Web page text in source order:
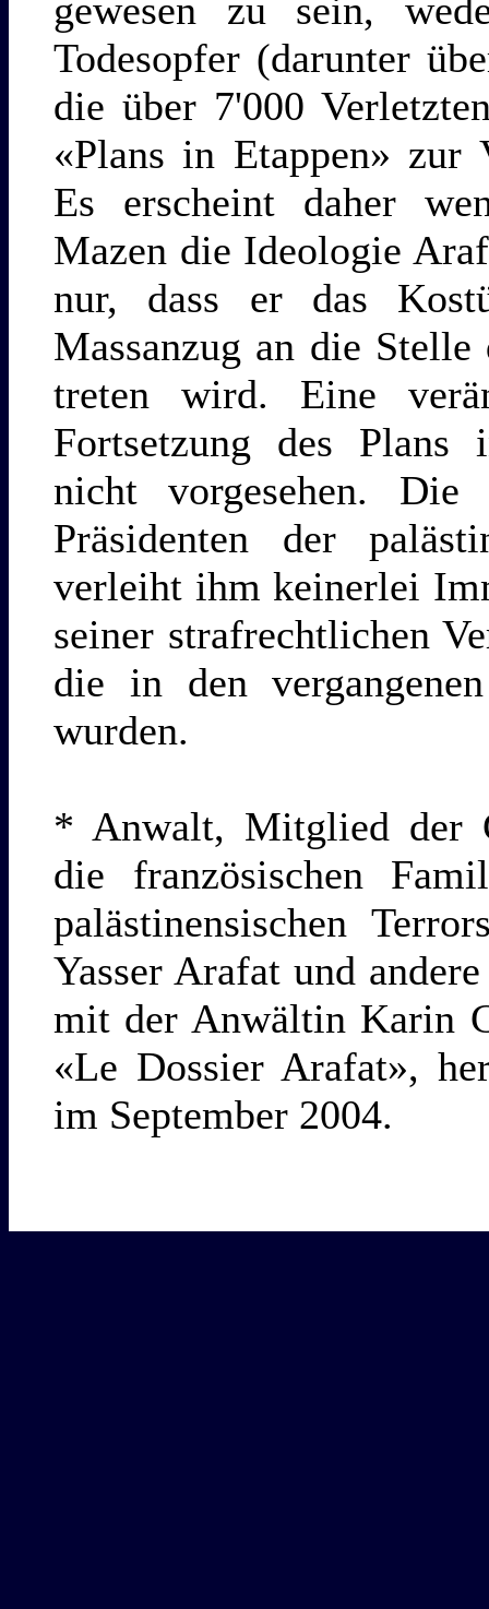
gewesen zu sein,
Todesopfer (darunter
die über 7'000
«Plans in Etappen» zur
Es erscheint daher
Mazen die Ideologie
nur, dass er das
Massanzug an die
treten wird. Eine
Fortsetzung des Plans
nicht vorgesehen.
Präsidenten der
verleiht ihm keinerlei
seiner strafrechtlichen
die in den
wurden.
* Anwalt, Mitglied der
die französischen
palästinensischen
Yasser Arafat und
mit der Anwältin Karin
«Le Dossier Arafat»,
im September 2004.